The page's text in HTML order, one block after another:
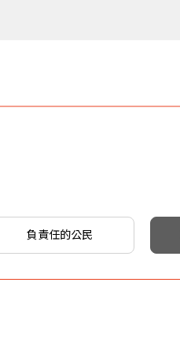
負責任的公民